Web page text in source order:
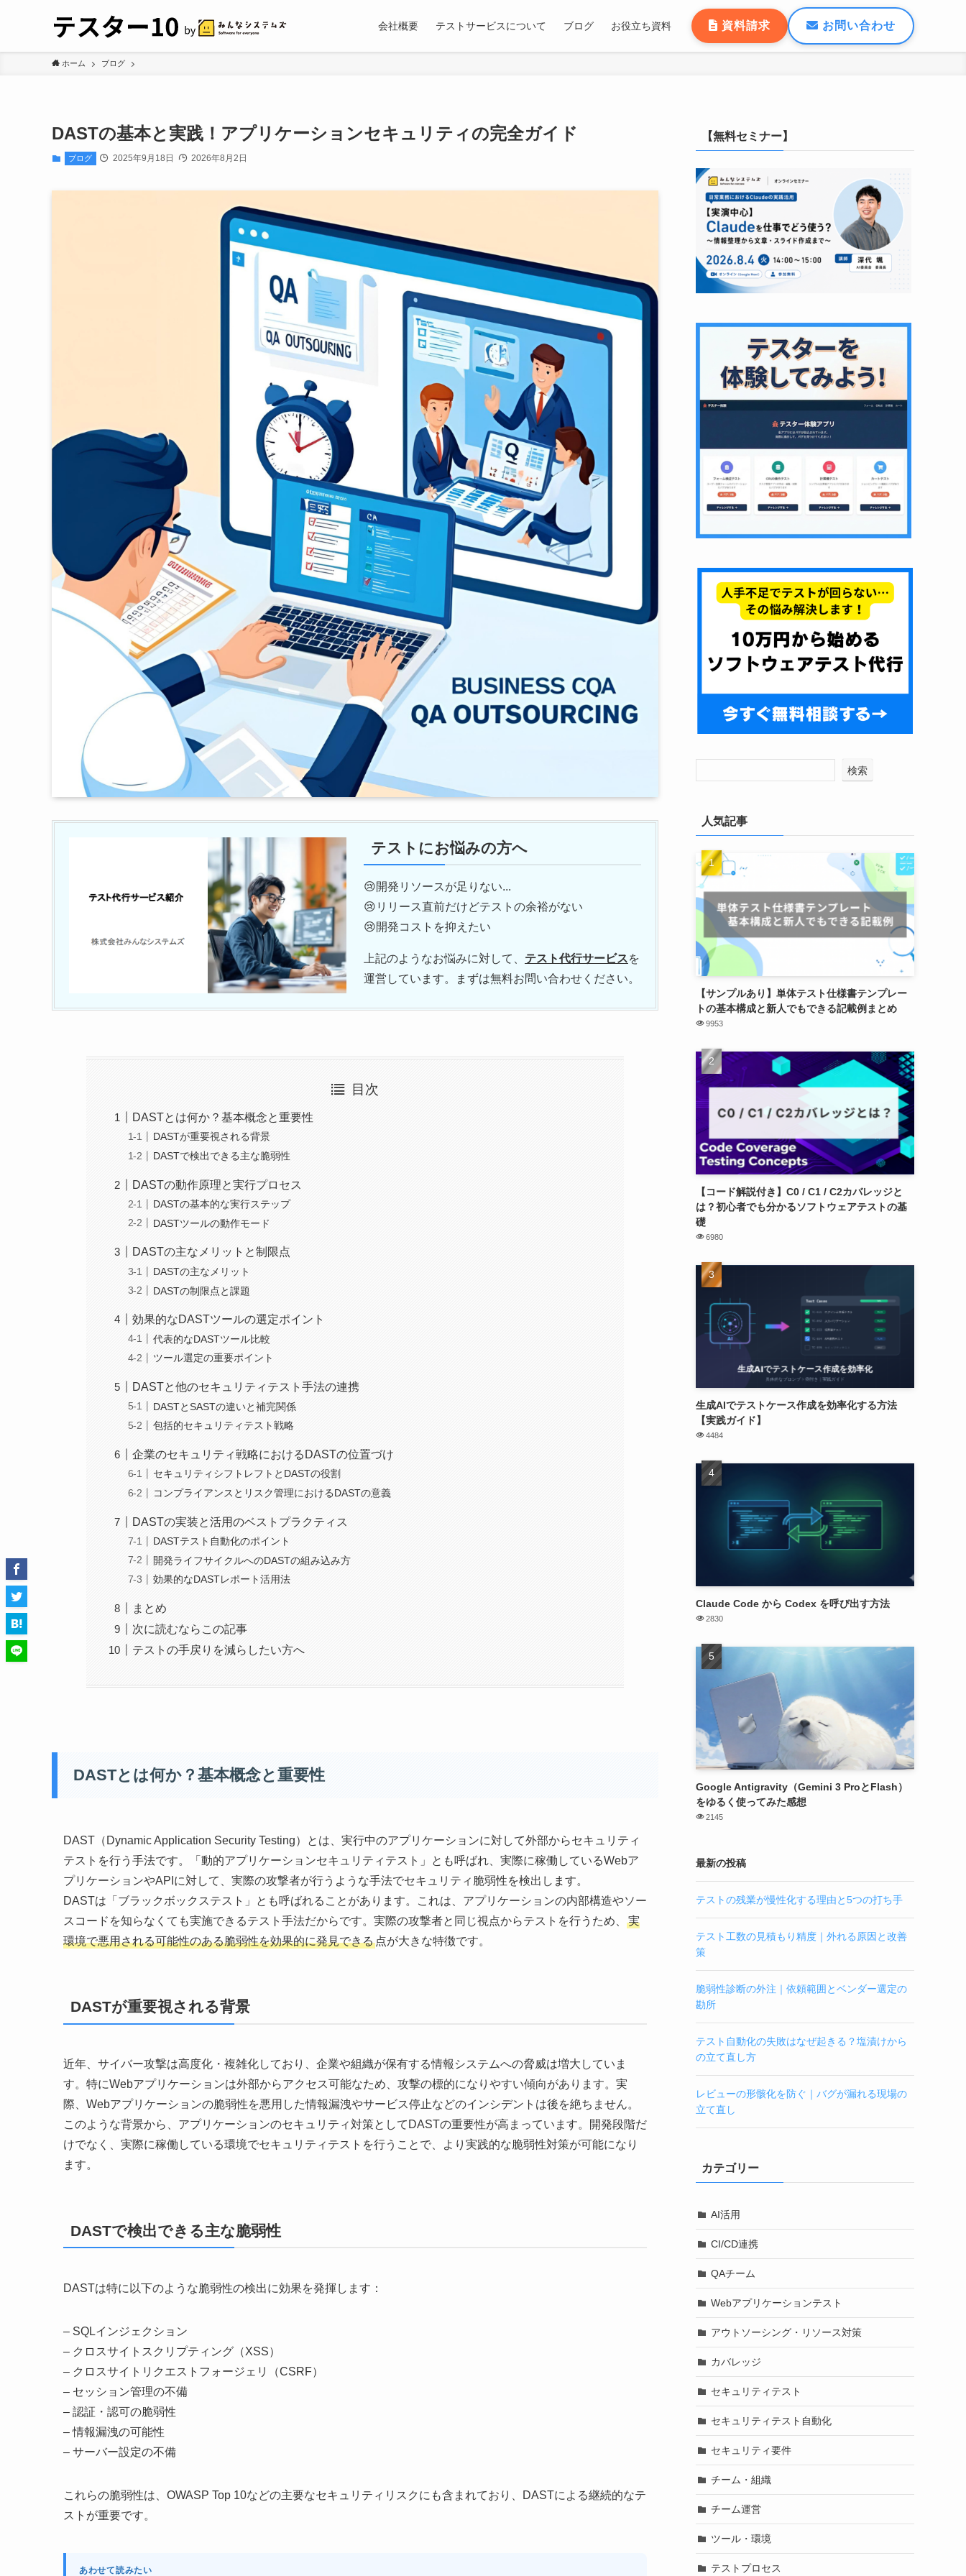
会社概要 テストサービスについて ブログ お役立ち資料 資料請求 お問い合わせ
ホーム ブログ
DASTの基本と実践！アプリケーションセキュリティの完全ガイド
ブログ 2025年9月18日 2026年8月2日
テストにお悩みの方へ
😢開発リソースが足りない...
😢リリース直前だけどテストの余裕がない
😢開発コストを抑えたい
上記のようなお悩みに対して、 テスト代行サービスを
運営しています。まずは無料お問い合わせください。
目次
DASTとは何か？基本概念と重要性
DASTが重要視される背景
DASTで検出できる主な脆弱性
DASTの動作原理と実行プロセス
DASTの基本的な実行ステップ
DASTツールの動作モード
DASTの主なメリットと制限点
DASTの主なメリット
DASTの制限点と課題
効果的なDASTツールの選定ポイント
代表的なDASTツール比較
ツール選定の重要ポイント
DASTと他のセキュリティテスト手法の連携
DASTとSASTの違いと補完関係
包括的セキュリティテスト戦略
企業のセキュリティ戦略におけるDASTの位置づけ
セキュリティシフトレフトとDASTの役割
コンプライアンスとリスク管理におけるDASTの意義
DASTの実装と活用のベストプラクティス
DASTテスト自動化のポイント
開発ライフサイクルへのDASTの組み込み方
効果的なDASTレポート活用法
まとめ
次に読むならこの記事
テストの手戻りを減らしたい方へ
DASTとは何か？基本概念と重要性
DAST（Dynamic Application Security Testing）とは、実行中のアプリケーションに対して外部からセキュリティ
テストを行う手法です。「動的アプリケーションセキュリティテスト」とも呼ばれ、実際に稼働しているWebア
プリケーションやAPIに対して、実際の攻撃者が行うような手法でセキュリティ脆弱性を検出します。
DASTは「ブラックボックステスト」とも呼ばれることがあります。これは、アプリケーションの内部構造やソー
スコードを知らなくても実施できるテスト手法だからです。実際の攻撃者と同じ視点からテストを行うため、
実
環境で悪用される可能性のある脆弱性を効果的に発見できる 点が大きな特徴です。
DASTが重要視される背景
近年、サイバー攻撃は高度化・複雑化しており、企業や組織が保有する情報システムへの脅威は増大していま
す。特にWebアプリケーションは外部からアクセス可能なため、攻撃の標的になりやすい傾向があります。実
際、Webアプリケーションの脆弱性を悪用した情報漏洩やサービス停止などのインシデントは後を絶ちません。
このような背景から、アプリケーションのセキュリティ対策としてDASTの重要性が高まっています。開発段階だ
けでなく、実際に稼働している環境でセキュリティテストを行うことで、より実践的な脆弱性対策が可能になり
ます。
DASTで検出できる主な脆弱性
DASTは特に以下のような脆弱性の検出に効果を発揮します：
– SQLインジェクション
– クロスサイトスクリプティング（XSS）
– クロスサイトリクエストフォージェリ（CSRF）
– セッション管理の不備
– 認証・認可の脆弱性
– 情報漏洩の可能性
– サーバー設定の不備
これらの脆弱性は、OWASP Top 10などの主要なセキュリティリスクにも含まれており、DASTによる継続的なテ
ストが重要です。
あわせて読みたい
【無料セミナー】
検索
人気記事
【サンプルあり】単体テスト仕様書テンプレー
トの基本構成と新人でもできる記載例まとめ
9953
【コード解説付き】C0 / C1 / C2カバレッジと
は？初心者でも分かるソフトウェアテストの基
礎
6980
生成AIでテストケース作成を効率化する方法
【実践ガイド】
4484
Claude Code から Codex を呼び出す方法
2830
Google Antigravity（Gemini 3 ProとFlash）
をゆるく使ってみた感想
2145
最新の投稿
テストの残業が慢性化する理由と5つの打ち手
テスト工数の見積もり精度｜外れる原因と改善
策
脆弱性診断の外注｜依頼範囲とベンダー選定の
勘所
テスト自動化の失敗はなぜ起きる？塩漬けから
の立て直し方
レビューの形骸化を防ぐ｜バグが漏れる現場の
立て直し
カテゴリー
AI活用
CI/CD連携
QAチーム
Webアプリケーションテスト
アウトソーシング・リソース対策
カバレッジ
セキュリティテスト
セキュリティテスト自動化
セキュリティ要件
チーム・組織
チーム運営
ツール・環境
テストプロセス